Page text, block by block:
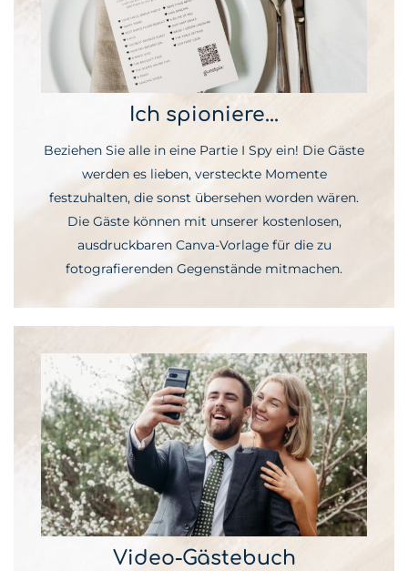
Ich spioniere...
Beziehen Sie alle in eine Partie I Spy ein! Die Gäste
werden es lieben, versteckte Momente
festzuhalten, die sonst übersehen worden wären.
Die Gäste können mit unserer kostenlosen,
ausdruckbaren Canva-Vorlage für die zu
fotografierenden Gegenstände mitmachen.
Video-Gästebuch